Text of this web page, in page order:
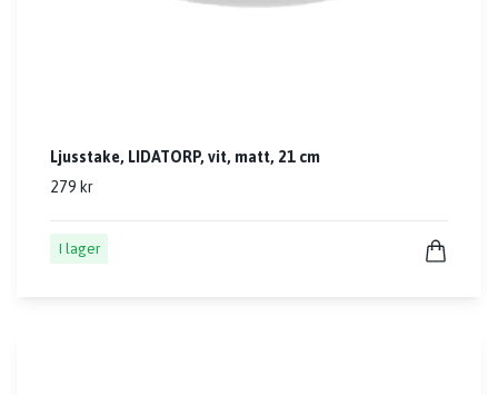
Ljusstake, LIDATORP, vit, matt, 21 cm
279 kr
I lager